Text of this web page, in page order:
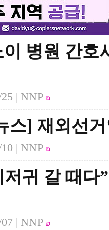
이 병원 간호
| NNP
스] 재외선
| NNP
저귀 갈 때다
| NNP